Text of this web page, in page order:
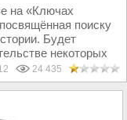
на «Ключах
поиску
Будет
некоторых
24 435